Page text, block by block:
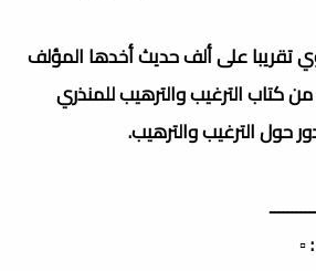
تقريبا على ألف حديث أخدها المؤلف
كتاب الترغيب والترهيب للمنذري
حول الترغيب والترهيب.
▫️